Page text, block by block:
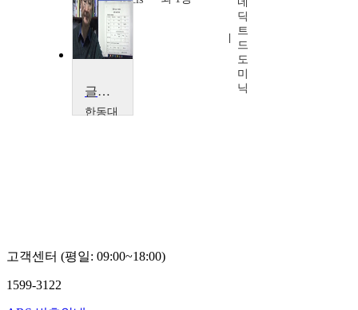
딕
트
드
도
미
닉
글로벌 상황에서의 문화와 문학
한동대
고객센터 (평일: 09:00~18:00)
1599-3122